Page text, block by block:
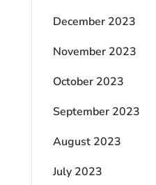
December 2023
November 2023
October 2023
September 2023
August 2023
July 2023